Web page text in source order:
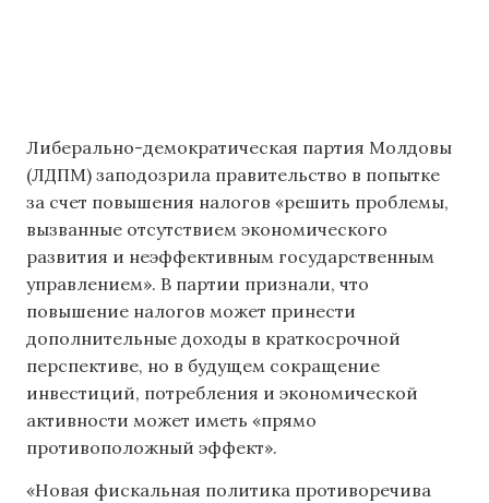
Либерально-демократическая партия Молдовы
(ЛДПМ) заподозрила правительство в попытке
за счет повышения налогов «решить проблемы,
вызванные отсутствием экономического
развития и неэффективным государственным
управлением». В партии признали, что
повышение налогов может принести
дополнительные доходы в краткосрочной
перспективе, но в будущем сокращение
инвестиций, потребления и экономической
активности может иметь «прямо
противоположный эффект».
«Новая фискальная политика противоречива